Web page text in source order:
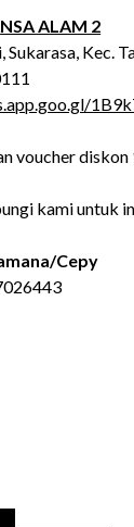
ALAM 2
Sukarasa, Kec.
voucher
kami untuk
Cepy